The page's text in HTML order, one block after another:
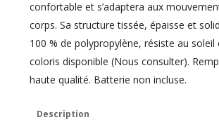
confortable et s’adaptera aux
corps. Sa structure tissée, épaisse et
100 % de polypropylène, résiste au soleil
coloris disponible (Nous consulter).
haute qualité. Batterie non incluse.
Description